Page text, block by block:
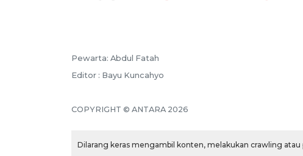
Pewarta: Abdul Fatah
Editor : Bayu Kuncahyo
COPYRIGHT © ANTARA 2026
Dilarang keras mengambil konten, melakukan crawling